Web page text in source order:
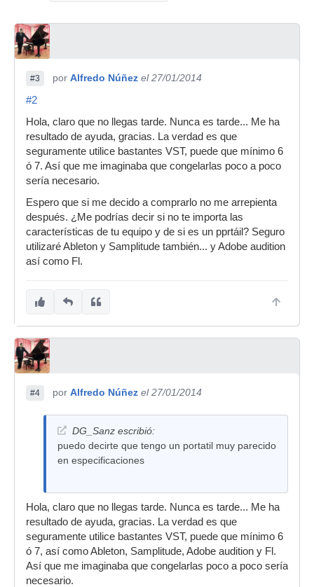
#3 por Alfredo Núñez el 27/01/2014
#2
Hola, claro que no llegas tarde. Nunca es tarde... Me ha
resultado de ayuda, gracias. La verdad es que
seguramente utilice bastantes VST, puede que mínimo 6
ó 7. Así que me imaginaba que congelarlas poco a poco
sería necesario.
Espero que si me decido a comprarlo no me arrepienta
después. ¿Me podrías decir si no te importa las
características de tu equipo y de si es un pprtáil? Seguro
utilizaré Ableton y Samplitude también... y Adobe audition
así como Fl.
#4 por Alfredo Núñez el 27/01/2014
DG_Sanz escribió:
puedo decirte que tengo un portatil muy parecido
en especificaciones
Hola, claro que no llegas tarde. Nunca es tarde... Me ha
resultado de ayuda, gracias. La verdad es que
seguramente utilice bastantes VST, puede que mínimo 6
ó 7, así como Ableton, Samplitude, Adobe audition y Fl.
Así que me imaginaba que congelarlas poco a poco sería
necesario.